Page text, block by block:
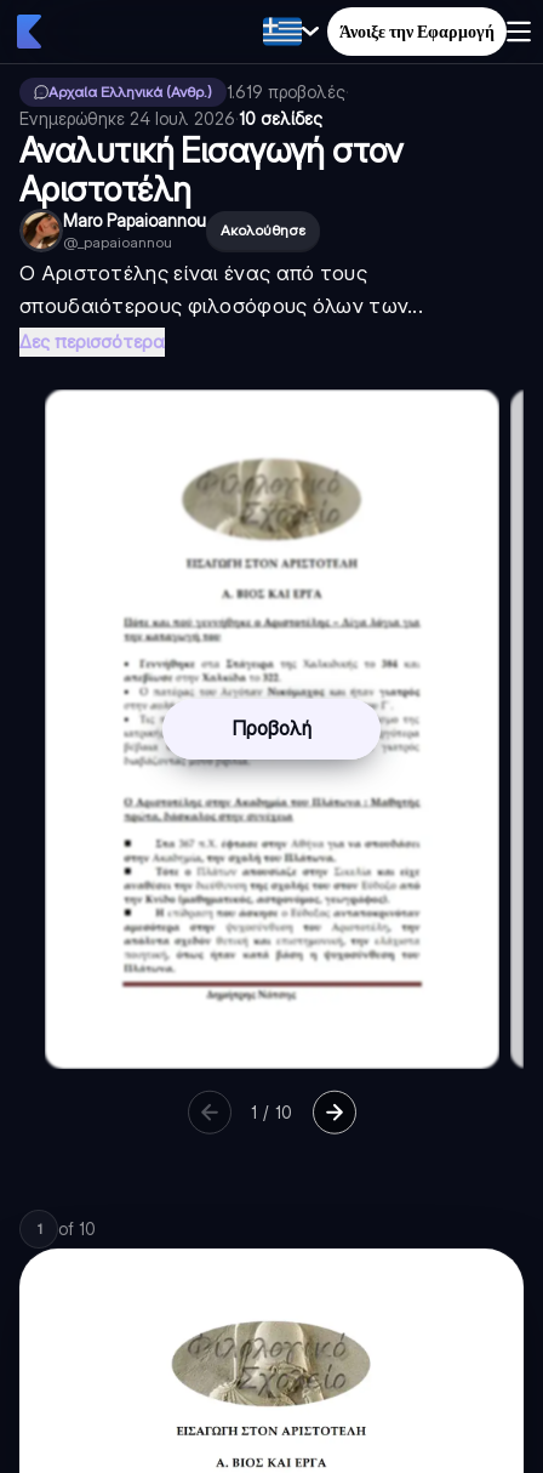
Άνοιξε την Εφαρμογή
Αρχαία Ελληνικά (Ανθρ.) 1.619 προβολές·
Ενημερώθηκε 24 Ιουλ 2026·10 σελίδες
Αναλυτική Εισαγωγή στον
Αριστοτέλη
Maro Papaioannou
@ _papaioannou
Ακολούθησε
Ο Αριστοτέλης είναι ένας από τους
σπουδαιότερους φιλοσόφους όλων των...
Δες περισσότερα
Προβολή
1 / 10
1 of 10